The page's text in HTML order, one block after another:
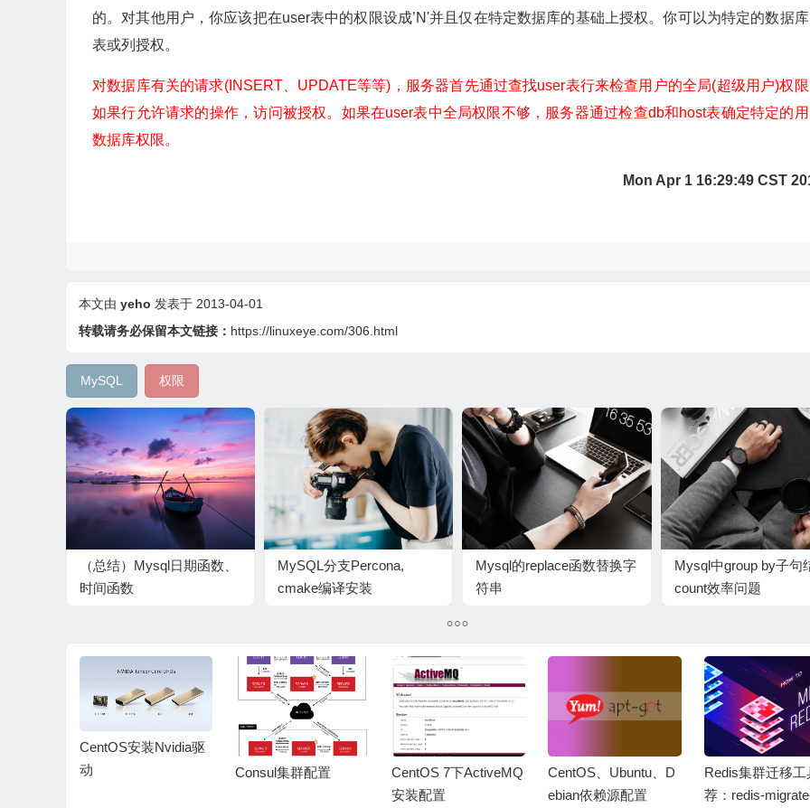
的。对其他用户，你应该把在user表中的权限设成’N'并且仅在特定数据库的基础上授权。你可以为特定的数据库
表或列授权。
对数据库有关的请求(INSERT、UPDATE等等)，服务器首先通过查找user表行来检查用户的全局(超级用户)权限
如果行允许请求的操作，访问被授权。如果在user表中全局权限不够，服务器通过检查db和host表确定特定的
数据库权限。
Mon Apr 1 16:29:49 CST
本文由 yeho 发表于 2013-04-01
转载请务必保留本文链接： https://linuxeye.com/306.html
MySQL 权限
（总结）Mysql日期函数、
时间函数
MySQL分支Percona,
cmake编译安装
Mysql的replace函数替换字
符串
Mysql中group by子句
count效率问题
CentOS安装Nvidia驱
动
Consul集群配置
CentOS 7下ActiveMQ
安装配置
CentOS、Ubuntu、D
ebian依赖源配置
Redis集群迁移工
荐：redis-